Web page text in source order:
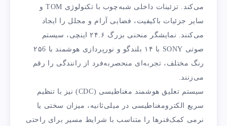
می‌کند. تزئینات داخلی شبه‌چوب با تکنولوژی TOM و
سایر جزئیات باکیفیت، فضایی آرام و مجلل را ایجاد
می‌کنند. نمایشگر منحنی بزرگ ۲۴.۶ اینچی، سیستم
صوتی SONY با ۱۴ بلندگو و نورپردازی هوشمند با ۲۵6
رنگ مختلف، تجربه‌ای منحصربه‌فرد از رانندگی را رقم
می‌زنند.
سیستم تعلیق هوشمند مغناطیسی (CDC) نیز با تنظیم
سریع الکترومغناطیسی در میلی‌ثانیه، میزان سختی یا
نرمی کمک‌فنرها را متناسب با شرایط مسیر برای راحتی